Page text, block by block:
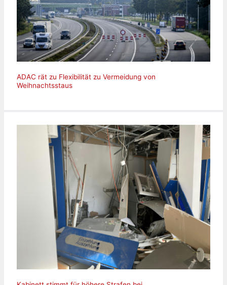
ADAC rät zu Flexibilität zu Vermeidung von
Weihnachtsstaus